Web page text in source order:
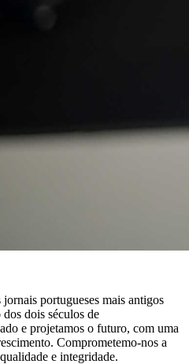
portugueses mais antigos
dois séculos de
e projetamos o futuro, com uma
Comprometemo-nos a
e integridade.